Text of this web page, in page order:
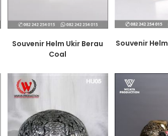
Souvenir Helm Ukir Berau
Coal
Souvenir